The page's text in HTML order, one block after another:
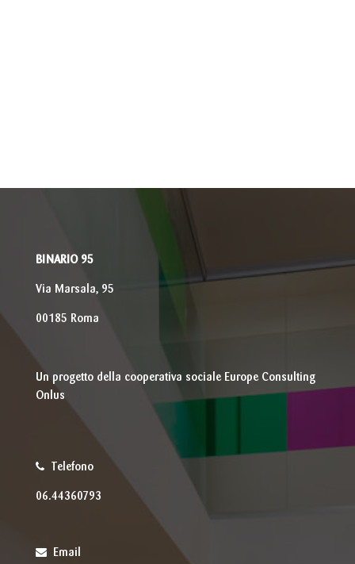
BINARIO 95
Via Marsala, 95
00185 Roma
Un progetto della cooperativa sociale Europe Consulting
Onlus
Telefono
06.44360793
Email